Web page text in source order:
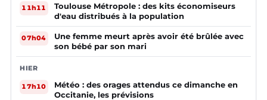
11h11
Toulouse Métropole : des kits économiseurs
d'eau distribués à la population
07h04
Une femme meurt après avoir été brûlée avec
son bébé par son mari
HIER
17h10
Météo : des orages attendus ce dimanche en
Occitanie, les prévisions